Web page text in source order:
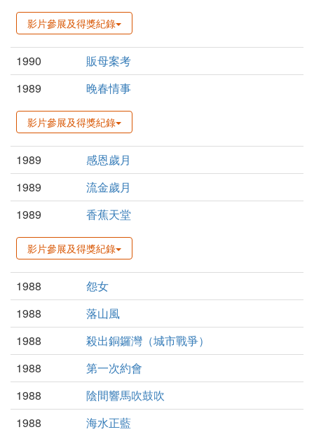
影片參展及得獎紀錄
1990
販母案考
1989
晚春情事
影片參展及得獎紀錄
1989
感恩歲月
1989
流金歲月
1989
香蕉天堂
影片參展及得獎紀錄
1988
怨女
1988
落山風
1988
殺出銅鑼灣（城市戰爭）
1988
第一次約會
1988
陰間響馬吹鼓吹
1988
海水正藍